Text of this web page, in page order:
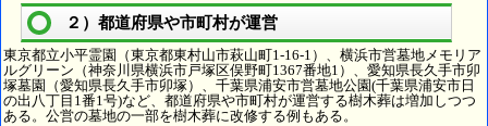
２）都道府県や市町村が運営
東京都立小平霊園（東京都東村山市萩山町1-16-1）、横浜市営墓地メモリア
ルグリーン（神奈川県横浜市戸塚区俣野町1367番地1）、愛知県長久手市卯
塚墓園（愛知県長久手市卯塚）、千葉県浦安市営墓地公園(千葉県浦安市日
の出八丁目1番1号)など、都道府県や市町村が運営する樹木葬は増加しつつ
ある。公営の墓地の一部を樹木葬に改修する例もある。